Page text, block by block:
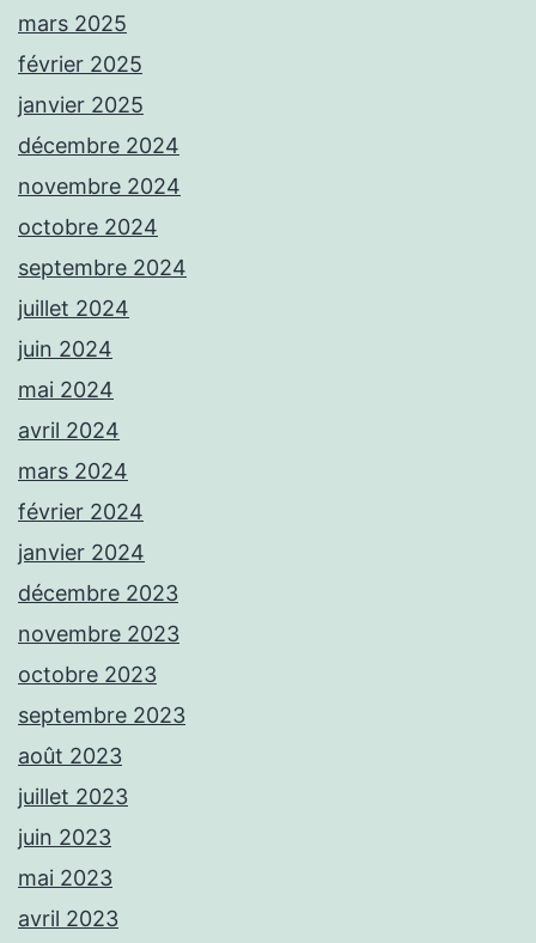
mars 2025
février 2025
janvier 2025
décembre 2024
novembre 2024
octobre 2024
septembre 2024
juillet 2024
juin 2024
mai 2024
avril 2024
mars 2024
février 2024
janvier 2024
décembre 2023
novembre 2023
octobre 2023
septembre 2023
août 2023
juillet 2023
juin 2023
mai 2023
avril 2023